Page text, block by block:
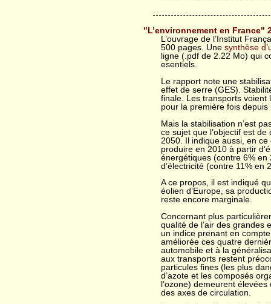
"L’environnement en France"
L’ouvrage de l’Institut
500 pages. Unesynthèse
ligne (.pdf de 2.22 Mo) qui
esentiels.
Le rapport note une
effet de serre (GES).
finale. Les transports voient
pour la première fois
Mais la stabilisation n’est
ce sujet que l’objectif est de
2050. Il indique aussi, en
produire en 2010 à partir
énergétiques (contre 6%
d’électricité (contre 11% en
A ce propos, il est indiqué
éolien d’Europe, sa
reste encore marginale.
Concernant plus
qualité de l’air des grandes
un indice prenant en
améliorée ces quatre
automobile et à la
aux transports restent
particules fines (les plus
d’azote et les composés
l’ozone) demeurent
des axes de circulation.